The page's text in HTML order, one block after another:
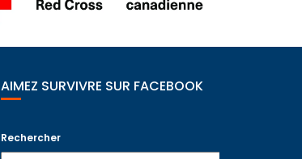
AIMEZ SURVIVRE SUR FACEBOOK
Rechercher